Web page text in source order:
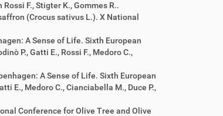
F., Stigter K., Gommes R..
(Crocus sativus L.). X National
A Sense of Life. Sixth European
P., Gatti E., Rossi F., Medoro C.,
A Sense of Life. Sixth European
E., Medoro C., Cianciabella M., Duce P.,
Conference for Olive Tree and Olive